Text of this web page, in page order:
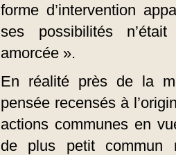
forme d’intervention
ses possibilités
amorcée ».
En réalité près de la
pensée recensés à
actions communes en
de plus petit commun